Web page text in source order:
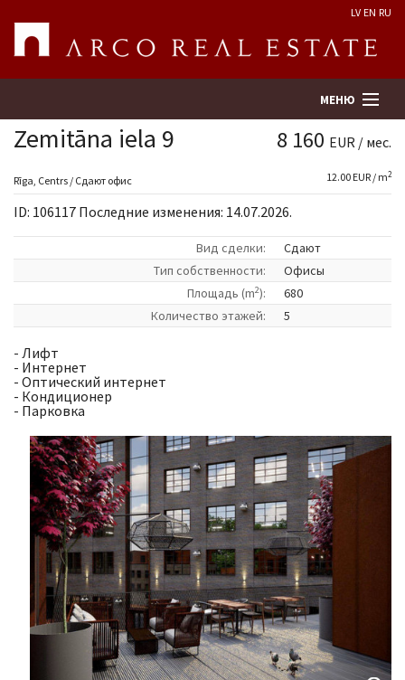
LV EN RU
МЕНЮ
Поиск
Предприятие
Услуги
Kонтакты
Zemitāna iela 9 8 160 EUR / мес.
Rīga, Centrs / Сдают офис 12.00 EUR / m2
ID: 106117 Последние изменения: 14.07.2026.
Вид сделки:
Сдают
Tип собственности:
Офисы
Площадь (m2):
680
Количество этажей:
5
- Лифт
- Интернет
- Оптический интернет
- Кондиционер
- Парковка